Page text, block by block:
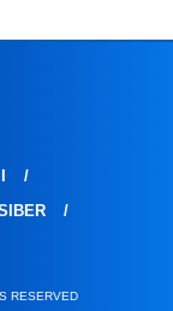
RESERVED